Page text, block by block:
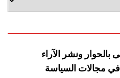
بالحوار ونشر الآراء
في مجالات السياسة